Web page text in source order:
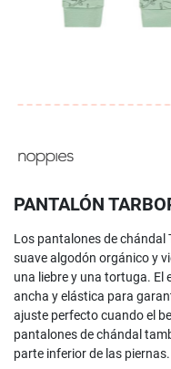
PANTALÓN
Los pantalones de chándal
suave algodón orgánico y
una liebre y una tortuga. El
ancha y elástica para
ajuste perfecto cuando el
pantalones de chándal
parte inferior de las piernas.